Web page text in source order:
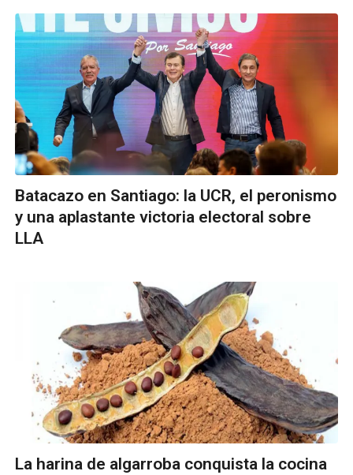
Batacazo en Santiago: la UCR, el peronismo
y una aplastante victoria electoral sobre
LLA
La harina de algarroba conquista la cocina